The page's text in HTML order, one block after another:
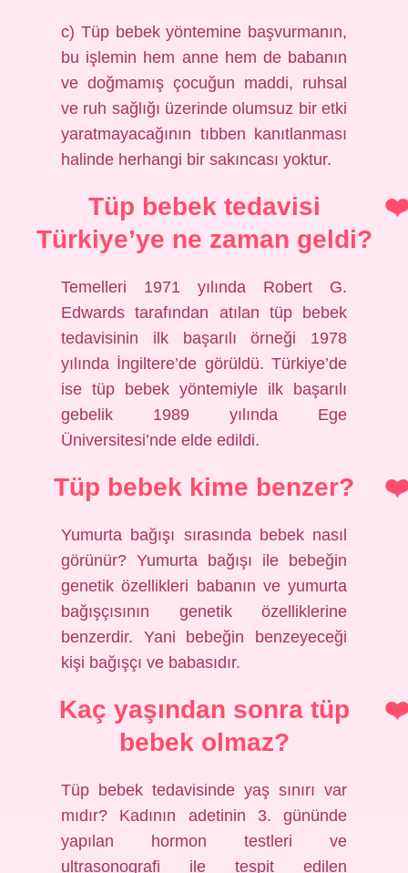
c) Tüp bebek yöntemine başvurmanın,
bu işlemin hem anne hem de babanın
ve doğmamış çocuğun maddi, ruhsal
ve ruh sağlığı üzerinde olumsuz bir etki
yaratmayacağının tıbben kanıtlanması
halinde herhangi bir sakıncası yoktur.
Tüp bebek tedavisi
Türkiye’ye ne zaman geldi?
Temelleri 1971 yılında Robert G.
Edwards tarafından atılan tüp bebek
tedavisinin ilk başarılı örneği 1978
yılında İngiltere’de görüldü. Türkiye’de
ise tüp bebek yöntemiyle ilk başarılı
gebelik 1989 yılında Ege
Üniversitesi’nde elde edildi.
Tüp bebek kime benzer?
Yumurta bağışı sırasında bebek nasıl
görünür? Yumurta bağışı ile bebeğin
genetik özellikleri babanın ve yumurta
bağışçısının genetik özelliklerine
benzerdir. Yani bebeğin benzeyeceği
kişi bağışçı ve babasıdır.
Kaç yaşından sonra tüp
bebek olmaz?
Tüp bebek tedavisinde yaş sınırı var
mıdır? Kadının adetinin 3. gününde
yapılan hormon testleri ve
ultrasonografi ile tespit edilen